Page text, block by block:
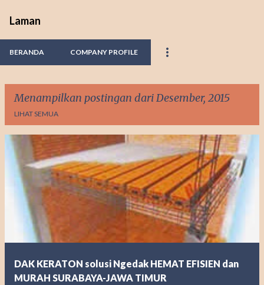
Laman
BERANDA COMPANY PROFILE
Menampilkan postingan dari Desember, 2015
LIHAT SEMUA
n
DAK KERATON solusi Ngedak HEMAT EFISIEN dan
MURAH SURABAYA-JAWA TIMUR